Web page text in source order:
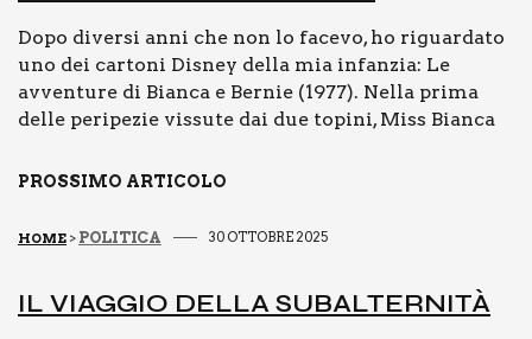
Dopo diversi anni che non lo facevo, ho riguardato
uno dei cartoni Disney della mia infanzia: Le
avventure di Bianca e Bernie (1977). Nella prima
delle peripezie vissute dai due topini, Miss Bianca
PROSSIMO ARTICOLO
HOME > POLITICA 30 OTTOBRE 2025
IL VIAG­GIO DEL­LA SUBAL­TER­NI­TÀ